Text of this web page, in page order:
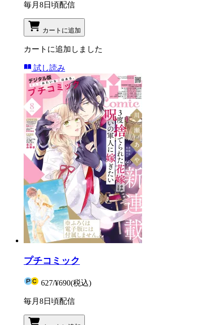
毎月8日頃配信
カートに追加
カートに追加しました
試し読み
プチコミック
627/¥690(税込)
毎月8日頃配信